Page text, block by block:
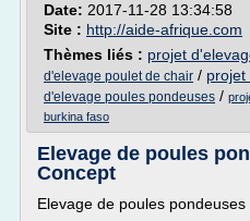
Date: 2017-11-28 13:34:58
Site : http://aide-afrique.com
Thèmes liés : projet
d'elevage poulet de chair / projet
d'elevage poules pondeuses /
burkina faso
Elevage de poules
Concept
Elevage de poules pondeuses